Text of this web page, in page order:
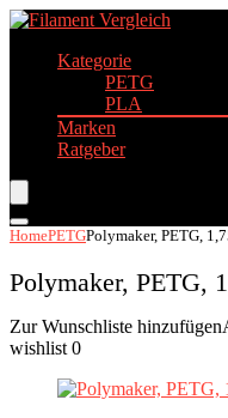
Kategorie
PETG
PLA
Marken
Ratgeber
HomePETGPolymaker, PETG,
Polymaker, PETG,
Zur Wunschliste hinzufügen
wishlist 0